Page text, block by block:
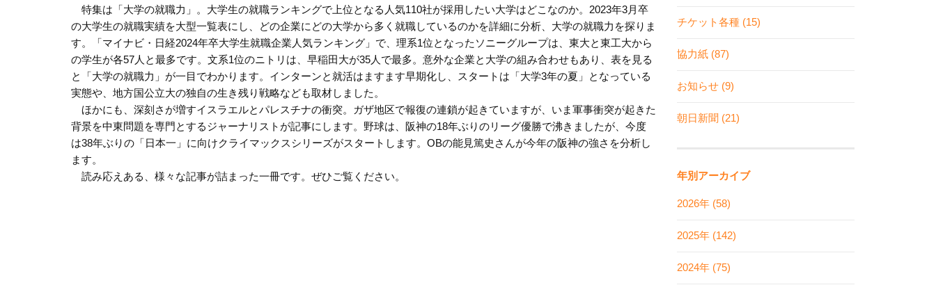
特集は「大学の就職力」。大学生の就職ランキングで上位となる人気110社が採用したい大学はどこなのか。2023年3月卒
の大学生の就職実績を大型一覧表にし、どの企業にどの大学から多く就職しているのかを詳細に分析、大学の就職力を探りま
す。「マイナビ・日経2024年卒大学生就職企業人気ランキング」で、理系1位となったソニーグループは、東大と東工大から
の学生が各57人と最多です。文系1位のニトリは、早稲田大が35人で最多。意外な企業と大学の組み合わせもあり、表を見る
と「大学の就職力」が一目でわかります。インターンと就活はますます早期化し、スタートは「大学3年の夏」となっている
実態や、地方国公立大の独自の生き残り戦略なども取材しました。
ほかにも、深刻さが増すイスラエルとパレスチナの衝突。ガザ地区で報復の連鎖が起きていますが、いま軍事衝突が起きた
背景を中東問題を専門とするジャーナリストが記事にします。野球は、阪神の18年ぶりのリーグ優勝で沸きましたが、今度
は38年ぶりの「日本一」に向けクライマックスシリーズがスタートします。OBの能見篤史さんが今年の阪神の強さを分析し
ます。
読み応えある、様々な記事が詰まった一冊です。ぜひご覧ください。
チケット各種 (15)
協力紙 (87)
お知らせ (9)
朝日新聞 (21)
年別アーカイブ
2026年 (58)
2025年 (142)
2024年 (75)